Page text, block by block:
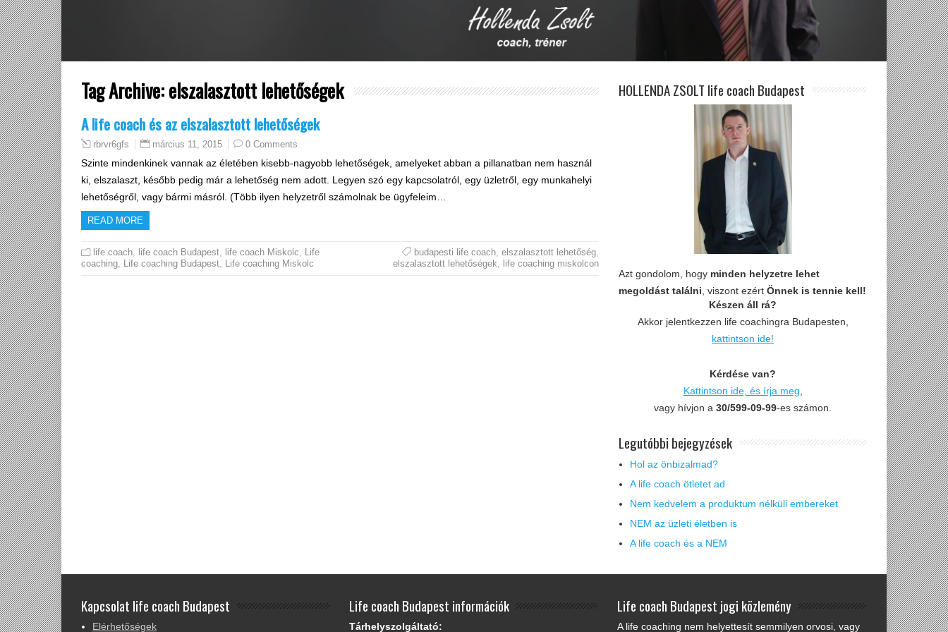
Tag Archive:elszalasztott lehetőségek
A life coach és az elszalasztott lehetőségek
rbrvr6gfs március 11, 2015 0 Comments
Szinte mindenkinek vannak az életében kisebb-nagyobb lehetőségek, amelyeket abban a pillanatban nem használ
ki, elszalaszt, később pedig már a lehetőség nem adott. Legyen szó egy kapcsolatról, egy üzletről, egy munkahelyi
lehetőségről, vagy bármi másról. (Több ilyen helyzetről számolnak be ügyfeleim…
READ MORE
life coach, life coach Budapest, life coach Miskolc, Life
coaching, Life coaching Budapest, Life coaching Miskolc
budapesti life coach, elszalasztott lehetőség,
elszalasztott lehetőségek, life coaching miskolcon
HOLLENDA ZSOLT life coach Budapest
Azt gondolom, hogy minden helyzetre lehet
megoldást találni , viszont ezért Önnek is tennie kell!
Készen áll rá?
Akkor jelentkezzen life coachingra Budapesten,
kattintson ide!
Kérdése van?
Kattintson ide, és írja meg
vagy hívjon a 30/599-09-99-es számon.
Legutóbbi bejegyzések
Hol az önbizalmad?
A life coach ötletet ad
Nem kedvelem a produktum nélküli embereket
NEM az üzleti életben is
A life coach és a NEM
Kapcsolat life coach Budapest
Elérhetőségek
Life coach Budapest információk
Tárhelyszolgáltató:
Life coach Budapest jogi közlemény
A life coaching nem helyettesít semmilyen orvosi, vagy